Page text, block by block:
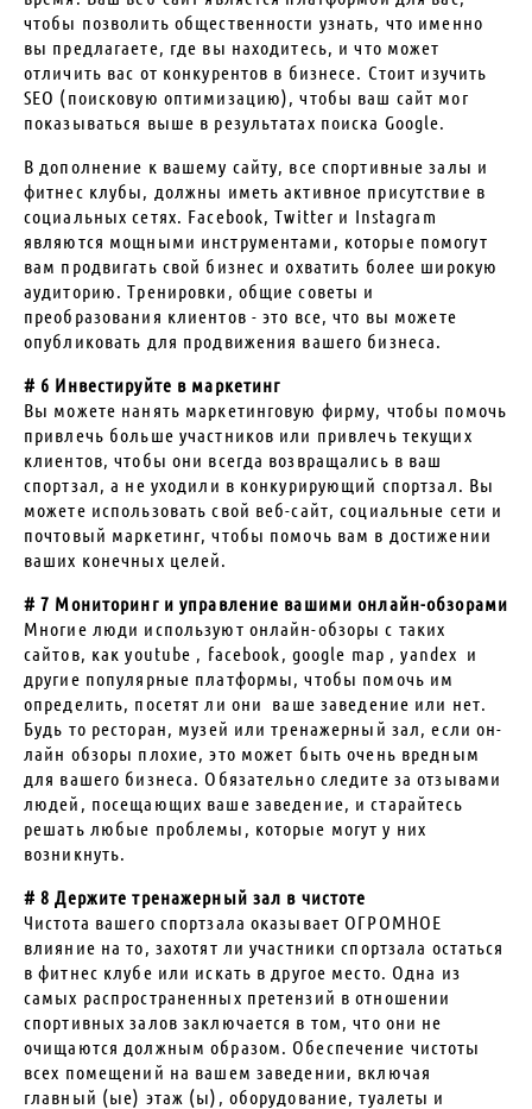
чтобы позволить общественности узнать, что именно
вы предлагаете, где вы находитесь, и что может
отличить вас от конкурентов в бизнесе. Стоит изучить
SEO (поисковую оптимизацию), чтобы ваш сайт мог
показываться выше в результатах поиска Google.
В дополнение к вашему сайту, все спортивные залы и
фитнес клубы, должны иметь активное присутствие в
социальных сетях. Facebook, Twitter и Instagram
являются мощными инструментами, которые помогут
вам продвигать свой бизнес и охватить более широкую
аудиторию. Тренировки, общие советы и
преобразования клиентов - это все, что вы можете
опубликовать для продвижения вашего бизнеса.
# 6 Инвестируйте в маркетинг
Вы можете нанять маркетинговую фирму, чтобы помочь
привлечь больше участников или привлечь текущих
клиентов, чтобы они всегда возвращались в ваш
спортзал, а не уходили в конкурирующий спортзал. Вы
можете использовать свой веб-сайт, социальные сети и
почтовый маркетинг, чтобы помочь вам в достижении
ваших конечных целей.
# 7 Мониторинг и управление вашими онлайн-обзорами
Многие люди используют онлайн-обзоры с таких
сайтов, как youtube , facebook, google map , yandex и
другие популярные платформы, чтобы помочь им
определить, посетят ли они ваше заведение или нет.
Будь то ресторан, музей или тренажерный зал, если он-
лайн обзоры плохие, это может быть очень вредным
для вашего бизнеса. Обязательно следите за отзывами
людей, посещающих ваше заведение, и старайтесь
решать любые проблемы, которые могут у них
возникнуть.
# 8 Держите тренажерный зал в чистоте
Чистота вашего спортзала оказывает ОГРОМНОЕ
влияние на то, захотят ли участники спортзала остаться
в фитнес клубе или искать в другое место. Одна из
самых распространенных претензий в отношении
спортивных залов заключается в том, что они не
очищаются должным образом. Обеспечение чистоты
всех помещений на вашем заведении, включая
главный (ые) этаж (ы), оборудование, туалеты и